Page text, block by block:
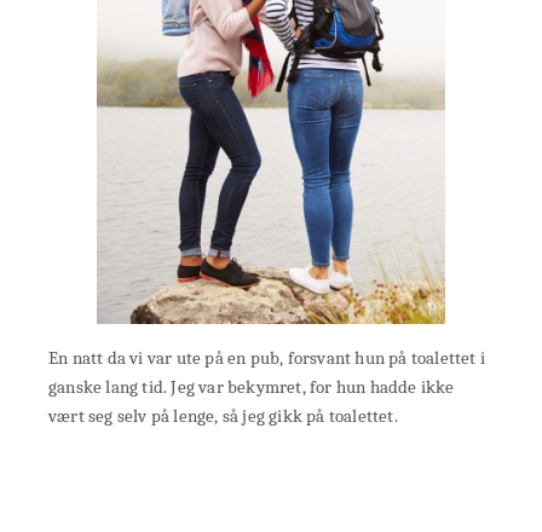
En natt da vi var ute på en pub, forsvant hun på toalettet i
ganske lang tid. Jeg var bekymret, for hun hadde ikke
vært seg selv på lenge, så jeg gikk på toalettet.